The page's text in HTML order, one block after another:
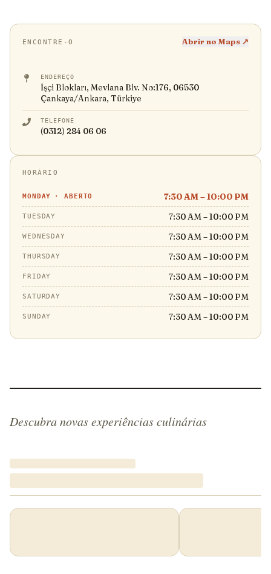
ENCONTRE-O Abrir no Maps ↗
ENDEREÇO
İşçi Blokları, Mevlana Blv. No:176, 06530
Çankaya/Ankara, Türkiye
TELEFONE
(0312) 284 06 06
HORÁRIO
MONDAY ·ABERTO 7:30 AM – 10:00 PM
TUESDAY 7:30 AM – 10:00 PM
WEDNESDAY 7:30 AM – 10:00 PM
THURSDAY 7:30 AM – 10:00 PM
FRIDAY 7:30 AM – 10:00 PM
SATURDAY 7:30 AM – 10:00 PM
SUNDAY 7:30 AM – 10:00 PM
Descubra novas experiências culinárias